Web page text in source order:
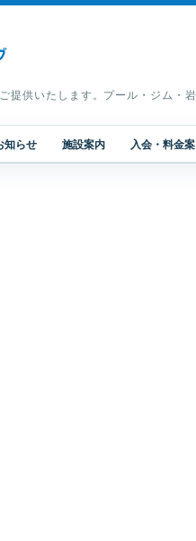
供いたします。プール・ジム・
知らせ 施設案内 入会・料金
）